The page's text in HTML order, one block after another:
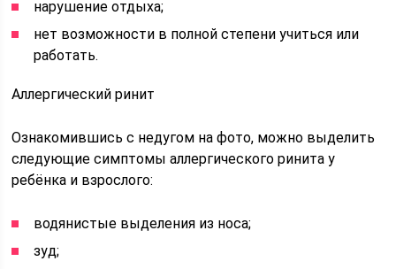
нарушение отдыха;
нет возможности в полной степени учиться или
работать.
Аллергический ринит
Ознакомившись с недугом на фото, можно выделить
следующие симптомы аллергического ринита у
ребёнка и взрослого:
водянистые выделения из носа;
зуд;